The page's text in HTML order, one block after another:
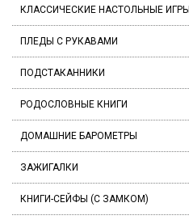
КЛАССИЧЕСКИЕ НАСТОЛЬНЫЕ ИГРЫ
ПЛЕДЫ С РУКАВАМИ
ПОДСТАКАННИКИ
РОДОСЛОВНЫЕ КНИГИ
ДОМАШНИЕ БАРОМЕТРЫ
ЗАЖИГАЛКИ
КНИГИ-СЕЙФЫ (С ЗАМКОМ)